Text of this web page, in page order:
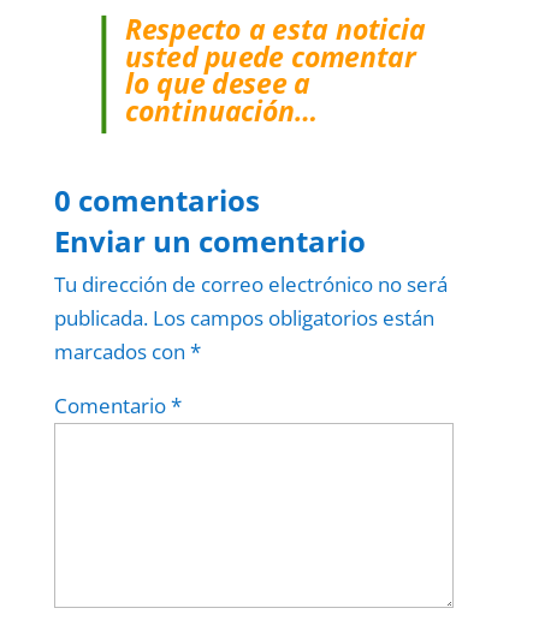
Respecto a esta noticia
usted puede comentar
lo que desee a
continuación…
0 comentarios
Enviar un comentario
Tu dirección de correo electrónico no será
publicada. Los campos obligatorios están
marcados con *
Comentario*